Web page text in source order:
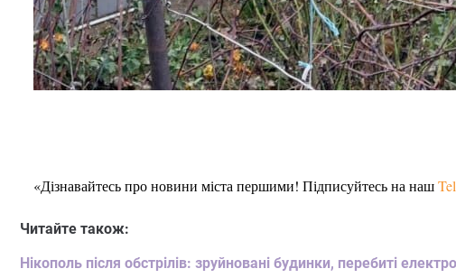
«Дізнавайтесь про новини міста першими! Підписуйтесь на наш
Читайте також:
Нікополь після обстрілів: зруйновані будинки, перебиті